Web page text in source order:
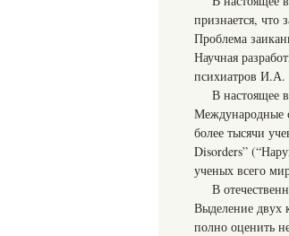
признается, что
Проблема
Научная
психиатров И.А.
В настоящее
Международные
более тысячи
Disorders”
ученых всего
В
Выделение двух
полно оценить